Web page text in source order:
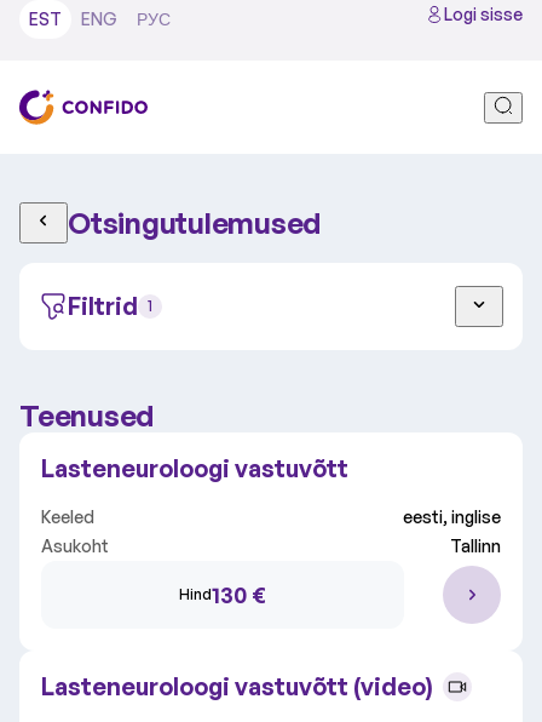
EST ENG РУС Logi sisse
Teenused
Lasteneuroloogi vastuvõtt
Keeled
eesti, inglise
Asukoht
Tallinn
Hind130 €
Lasteneuroloogi vastuvõtt (video)
Otsingutulemused
Filtrid 1
Täiskasvanu
Video